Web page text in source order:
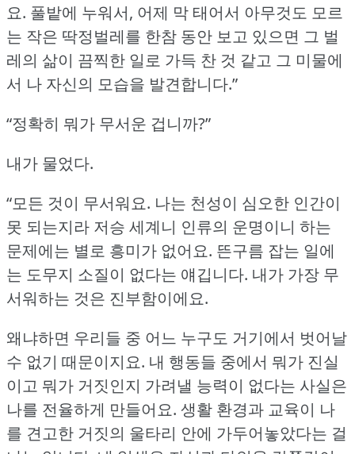
요. 풀밭에 누워서, 어제 막 태어서 아무것도 모르
는 작은 딱정벌레를 한참 동안 보고 있으면 그 벌
레의 삶이 끔찍한 일로 가득 찬 것 같고 그 미물에
서 나 자신의 모습을 발견합니다.”
“정확히 뭐가 무서운 겁니까?”
내가 물었다.
“모든 것이 무서워요. 나는 천성이 심오한 인간이
못 되는지라 저승 세계니 인류의 운명이니 하는
문제에는 별로 흥미가 없어요. 뜬구름 잡는 일에
는 도무지 소질이 없다는 얘깁니다. 내가 가장 무
서워하는 것은 진부함이에요.
왜냐하면 우리들 중 어느 누구도 거기에서 벗어날
수 없기 때문이지요. 내 행동들 중에서 뭐가 진실
이고 뭐가 거짓인지 가려낼 능력이 없다는 사실은
나를 전율하게 만들어요. 생활 환경과 교육이 나
를 견고한 거짓의 울타리 안에 가두어놓았다는 걸